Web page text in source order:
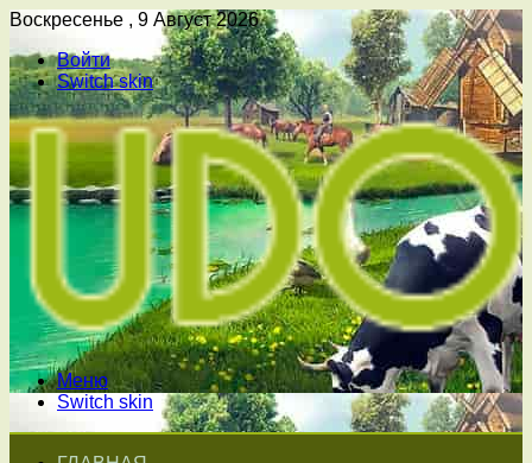
Воскресенье , 9 Август 2026
Войти
Switch skin
Меню
Switch skin